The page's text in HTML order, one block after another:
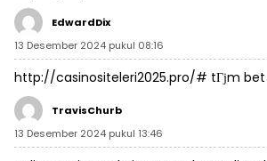
EdwardDix
13 Desember 2024 pukul 08:16
http://casinositeleri2025.pro/# tГјm
TravisChurb
13 Desember 2024 pukul 13:46